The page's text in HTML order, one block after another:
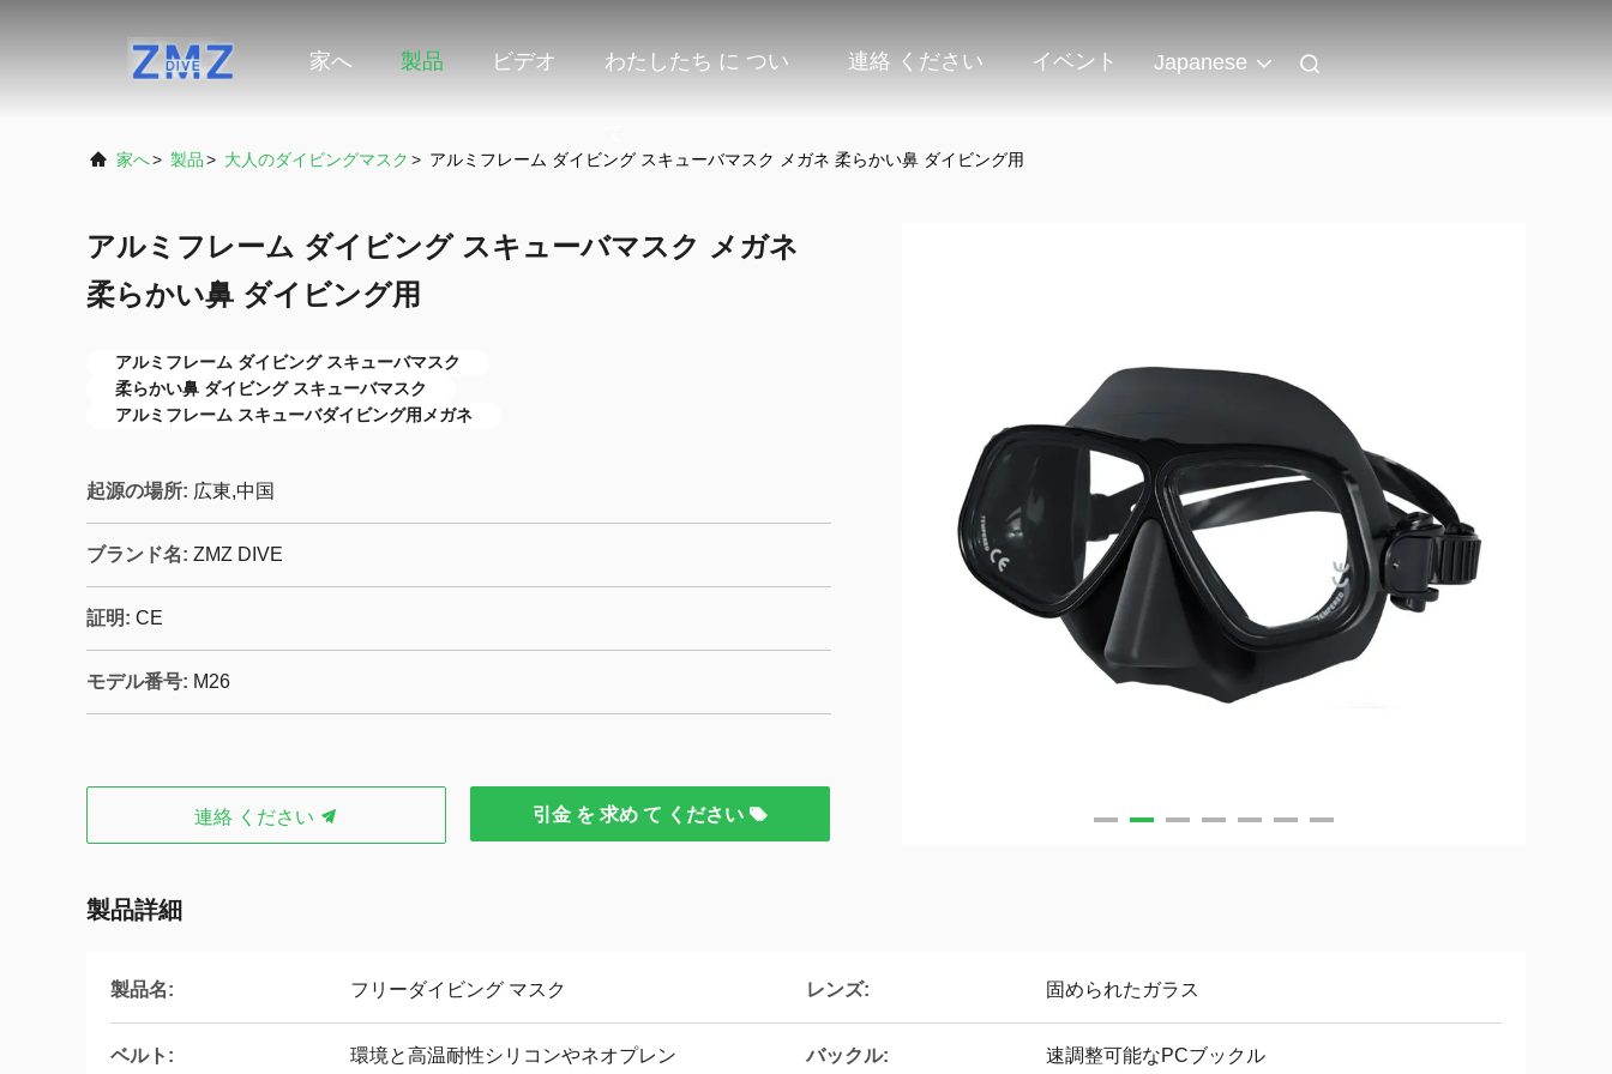
家へ 製品 ビデオ わたしたち に つい 連絡 ください イベント Japanese
家へ> 製品> 大人のダイビングマスク > アルミフレーム ダイビング スキューバマスク メガネ 柔らかい鼻 ダイビング用
アルミフレーム ダイビング スキューバマスク メガネ
柔らかい鼻 ダイビング用
アルミフレーム ダイビング スキューバマスク
柔らかい鼻 ダイビング スキューバマスク
アルミフレーム スキューバダイビング用メガネ
起源の場所: 広東,中国
ブランド名: ZMZ DIVE
証明: CE
モデル番号: M26
連絡 ください 引金 を 求め て ください
製品詳細
製品名: フリーダイビング マスク レンズ: 固められたガラス
ベルト: 環境と高温耐性シリコンやネオプレン バックル: 速調整可能なPCブックル